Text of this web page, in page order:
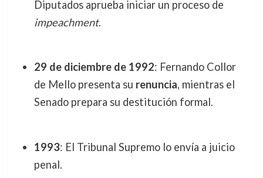
Diputados aprueba iniciar un proceso de
impeachment.
29 de diciembre de 1992: Fernando Collor
de Mello presenta su renuncia, mientras el
Senado prepara su destitución formal.
1993: El Tribunal Supremo lo envía a juicio
penal.